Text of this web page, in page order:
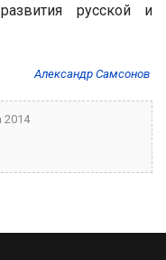
русской и
Александр Самсонов
2014